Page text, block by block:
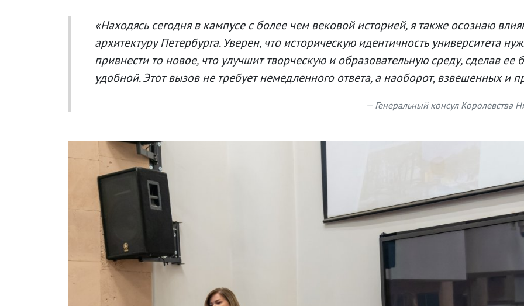
«Находясь сегодня в кампусе с более чем вековой историей, я также осознаю
архитектуру Петербурга. Уверен, что историческую идентичность университета
привнести то новое, что улучшит творческую и образовательную среду, сделав
удобной. Этот вызов не требует немедленного ответа, а наоборот, взвешенных и
Генеральный консул Королевства